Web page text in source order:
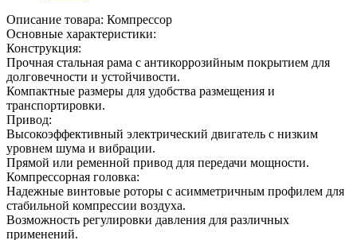
Описание товара: Компрессор
Основные характеристики:
Конструкция:
Прочная стальная рама с антикоррозийным покрытием для
долговечности и устойчивости.
Компактные размеры для удобства размещения и
транспортировки.
Привод:
Высокоэффективный электрический двигатель с низким
уровнем шума и вибрации.
Прямой или ременной привод для передачи мощности.
Компрессорная головка:
Надежные винтовые роторы с асимметричным профилем для
стабильной компрессии воздуха.
Возможность регулировки давления для различных
применений.